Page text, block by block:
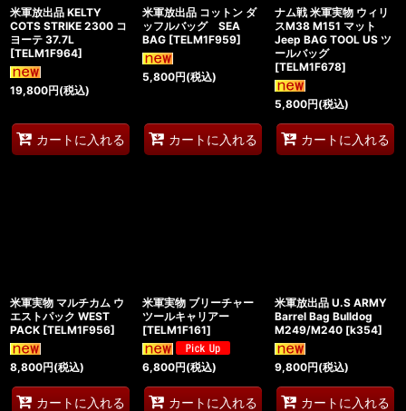
米軍放出品 KELTY
COTS STRIKE 2300 コ
ヨーテ 37.7L
[TELM1F964]
19,800円(税込)
カートに入れる
米軍放出品 コットン ダ
ッフルバッグ SEA
BAG [TELM1F959]
5,800円(税込)
カートに入れる
ナム戦 米軍実物 ウィリ
スM38 M151 マット
Jeep BAG TOOL US ツ
ールバッグ
[TELM1F678]
5,800円(税込)
カートに入れる
米軍実物 マルチカム ウ
エストパック WEST
PACK [TELM1F956]
8,800円(税込)
カートに入れる
米軍実物 ブリーチャー
ツールキャリアー
[TELM1F161]
6,800円(税込)
カートに入れる
米軍放出品 U.S ARMY
Barrel Bag Bulldog
M249/M240 [k354]
9,800円(税込)
カートに入れる